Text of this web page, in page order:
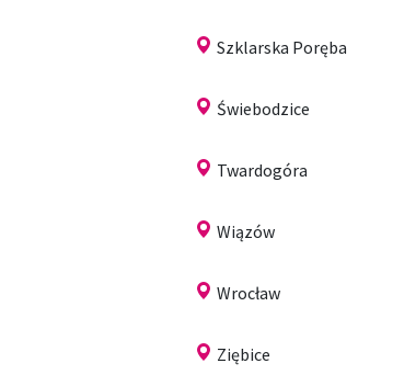
Szklarska Poręba
Świebodzice
Twardogóra
Wiązów
Wrocław
Ziębice